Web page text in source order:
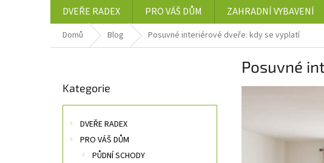
DVEŘE RADEX PRO VÁŠ DŮM ZAHRADNÍ VYBAVENÍ
Domů Blog Posuvné interiérové dveře: kdy se vyplatí
kategorie
Kategorie
DVEŘE RADEX
PRO VÁŠ DŮM
PŮDNÍ SCHODY
Posuvné